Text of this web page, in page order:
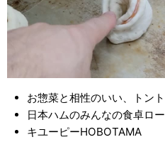
お惣菜と相性のいい、トン
日本ハムのみんなの食卓ロ
キユーピーHOBOTAMA